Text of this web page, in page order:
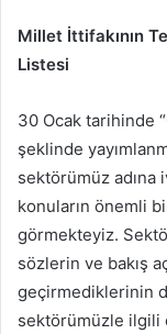
Millet İttifakının
Listesi
30 Ocak tarihinde
şeklinde
sektörümüz adına
konuların önemli
görmekteyiz.
sözlerin ve bakış
geçirmediklerinin
sektörümüzle ilgili